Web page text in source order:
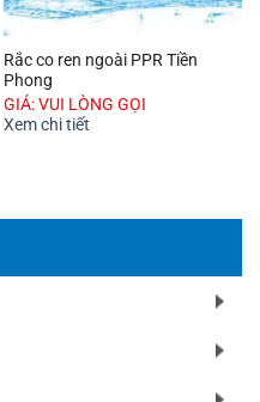
Rắc co ren ngoài PPR Tiền
Phong
GIÁ: VUI LÒNG GỌI
Xem chi tiết